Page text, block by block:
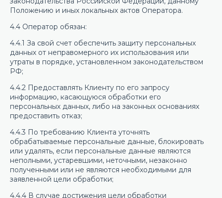
Положению и иных локальных актов Оператора.
4.4 Оператор обязан:
4.4.1 За свой счет обеспечить защиту персональных
данных от неправомерного их использования или
утраты в порядке, установленном законодательством
РФ;
4.4.2 Предоставлять Клиенту по его запросу
информацию, касающуюся обработки его
персональных данных, либо на законных основаниях
предоставить отказ;
4.4.3 По требованию Клиента уточнять
обрабатываемые персональные данные, блокировать
или удалять, если персональные данные являются
неполными, устаревшими, неточными, незаконно
полученными или не являются необходимыми для
заявленной цели обработки;
4.4.4 В случае достижения цели обработки